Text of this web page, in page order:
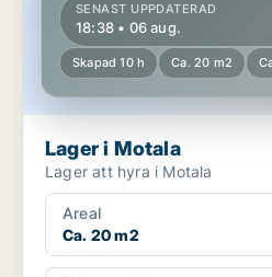
SENAST UPPDATERAD
18:38 • 06 aug.
Skapad 10 h Ca. 20 m2
Lager i Motala
Lager att hyra i Motala
Areal
Ca. 20 m2